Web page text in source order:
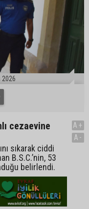
cezaevine
sıkarak ciddi
B.S.C.’nin, 53
belirlendi.
A+
A-